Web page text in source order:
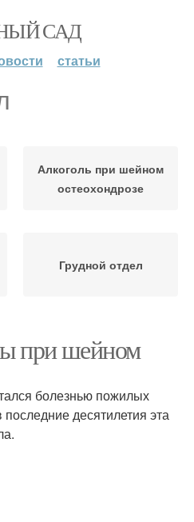
САД
статьи
Алкоголь при шейном
остеохондрозе
Грудной отдел
при шейном
болезнью пожилых
десятилетия эта